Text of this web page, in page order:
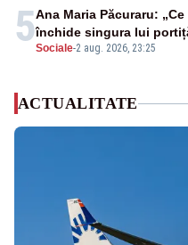
5Sociale-2 aug. 2026, 23:25
Ana Maria Păcuraru:
închide singura lui
ACTUALITATE